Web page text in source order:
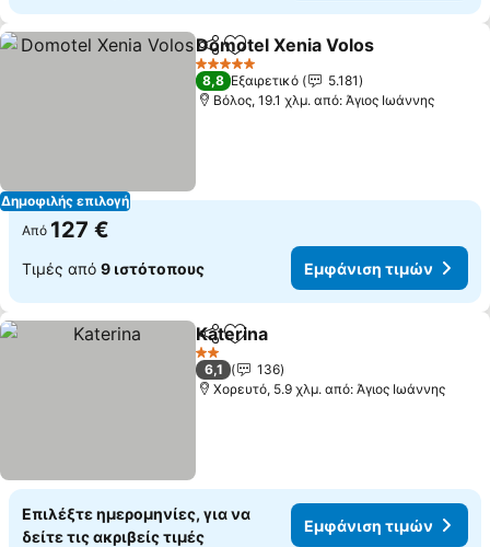
Δημοφιλής επιλογή
Κοινοποίηση
Προσθήκη στα αγαπημένα
Domotel Xenia Volos
5 Αστέρια
8,8 Εξαιρετικό
5.181
Βόλος, 19.1 χλμ. από: Άγιος Ιωάννης
Από 127 €
Τιμές από 9 ιστότοπους Εμφάνιση τιμών
Κοινοποίηση
Προσθήκη στα αγαπημένα
Katerina
2 Αστέρια
6,1
136
Χορευτό, 5.9 χλμ. από: Άγιος Ιωάννης
Επιλέξτε ημερομηνίες, για να
δείτε τις ακριβείς τιμές
Εμφάνιση τιμών